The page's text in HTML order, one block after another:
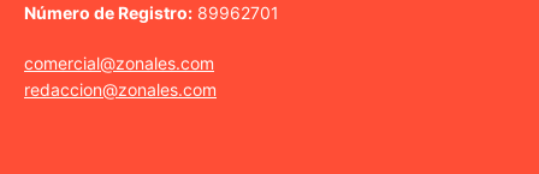
Número de Registro: 89962701
comercial@zonales.com
redaccion@zonales.com